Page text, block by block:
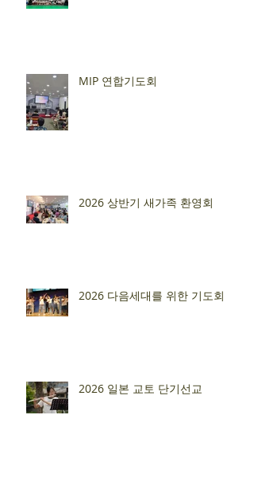
MIP 연합기도회
2026 상반기 새가족 환영회
2026 다음세대를 위한 기도회
2026 일본 교토 단기선교